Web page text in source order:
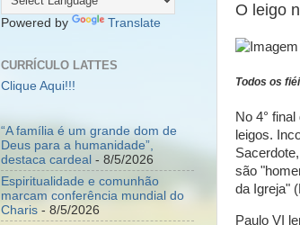
O leigo
Todos os
No 4°
leigos.
são
da Igreja"
Paulo VI
Powered by Translate
CURRÍCULO LATTES
Clique Aqui!!!
“A família é um grande dom de
Deus para a humanidade”,
destaca cardeal - 8/5/2026
Espiritualidade e comunhão
marcam conferência mundial do
Charis - 8/5/2026